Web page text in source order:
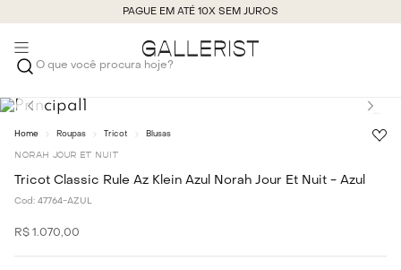
PAGUE EM ATÉ 10X SEM JUROS
O que você procura hoje?
Roupas Tricot Blusas
NORAH JOUR ET NUIT
Tricot Classic Rule Az Klein Azul Norah Jour Et Nuit - Azul
Cod: 47764-AZUL
R$ 1 .070,00